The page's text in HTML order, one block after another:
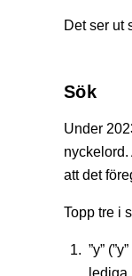
Det ser ut
Sök
Under
att det
Topp tre i
”y”